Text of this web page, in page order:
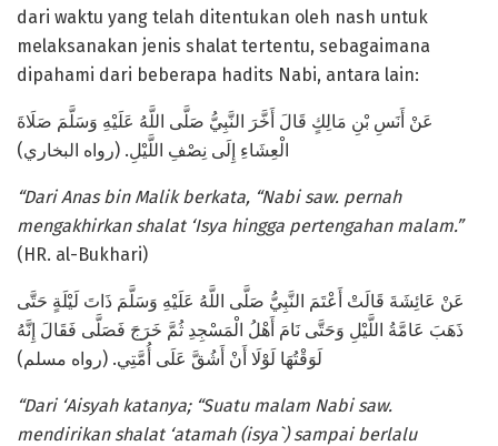
dari waktu yang telah ditentukan oleh nash untuk
melaksanakan jenis shalat tertentu, sebagaimana
dipahami dari beberapa hadits Nabi, antara lain:
عَنْ أَنَسِ بْنِ مَالِكٍ قَالَ أَخَّرَ النَّبِيُّ صَلَّى اللَّهُ عَلَيْهِ وَسَلَّمَ صَلَاةَ
الْعِشَاءِ إِلَى نِصْفِ اللَّيْلِ. (رواه البخاري)
“Dari Anas bin Malik berkata, “Nabi saw. pernah
mengakhirkan shalat ‘Isya hingga pertengahan malam.”
(HR. al-Bukhari)
عَنْ عَائِشَةَ قَالَتْ أَعْتَمَ النَّبِيُّ صَلَّى اللَّهُ عَلَيْهِ وَسَلَّمَ ذَاتَ لَيْلَةٍ حَتَّى
ذَهَبَ عَامَّةُ اللَّيْلِ وَحَتَّى نَامَ أَهْلُ الْمَسْجِدِ ثُمَّ خَرَجَ فَصَلَّى فَقَالَ إِنَّهُ
لَوَقْتُهَا لَوْلَا أَنْ أَشُقَّ عَلَى أُمَّتِي. (رواه مسلم)
“Dari ‘Aisyah katanya; “Suatu malam Nabi saw.
mendirikan shalat ‘atamah (isya`) sampai berlalu